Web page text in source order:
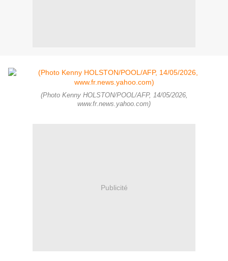
(Photo Kenny HOLSTON/POOL/AFP, 14/05/2026,
www.fr.news.yahoo.com)
Publicité